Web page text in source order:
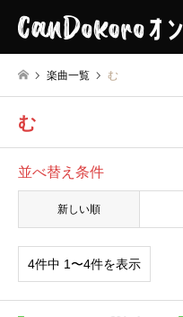
楽曲一覧 む
む
並べ替え条件
新しい順
4件中 1〜4件を表示